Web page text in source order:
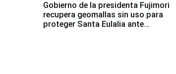
Gobierno de la presidenta Fujimori
recupera geomallas sin uso para
proteger Santa Eulalia ante